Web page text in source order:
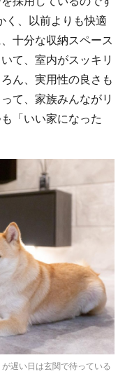
く、以前よりも快適
十分な収納スペース
て、室内がスッキリ
ん、実用性の良さも
て、家族みんながリ
「いい家になった
遅い日は玄関で待っている